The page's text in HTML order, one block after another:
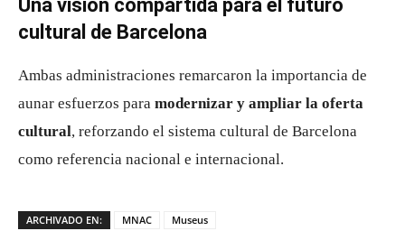
Una visión compartida para el futuro
cultural de Barcelona
Ambas administraciones remarcaron la importancia de
aunar esfuerzos para modernizar y ampliar la oferta
cultural, reforzando el sistema cultural de Barcelona
como referencia nacional e internacional.
ARCHIVADO EN: MNAC Museus